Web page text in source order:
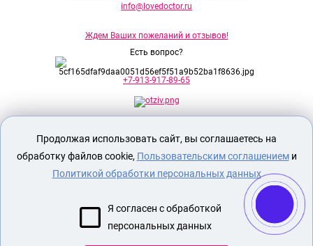
info@lovedoctor.ru
Ждем Ваших пожеланий и отзывов!
Есть вопрос?
+7-913-917-89-65
исключительно для лиц старше 18 лет!
Евразийского соответствия.
ОПЛАТА И ДОСТАВКА
СЕКС ИГРУШКИ
Продолжая использовать сайт, вы соглашаетесь на
обработку файлов cookie, Пользовательским соглашениеми
Политикой обработки персональных данных
Я согласен с обработкой
персональных данных